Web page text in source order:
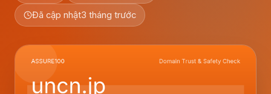
Đã cập nhật3 tháng trước